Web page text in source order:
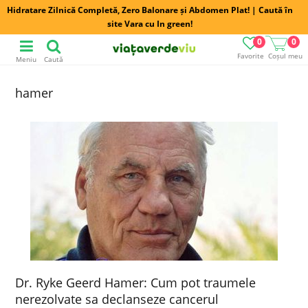
Hidratare Zilnică Completă, Zero Balonare și Abdomen Plat! | Caută în
site Vara cu In green!
Favorite
0
Coșul meu
0
Meniu Caută
hamer
Dr. Ryke Geerd Hamer: Cum pot traumele
nerezolvate sa declanseze cancerul